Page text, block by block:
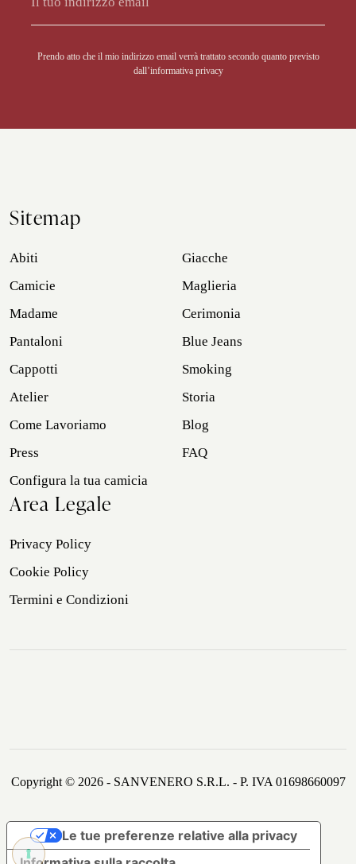
Prendo atto che il mio indirizzo email verrà trattato secondo quanto previsto
dall’informativa privacy
Sitemap
Abiti
Giacche
Camicie
Maglieria
Madame
Cerimonia
Pantaloni
Blue Jeans
Cappotti
Smoking
Atelier
Storia
Come Lavoriamo
Blog
Press
FAQ
Configura la tua camicia
Area Legale
Privacy Policy
Cookie Policy
Termini e Condizioni
Copyright © 2026 - SANVENERO S.R.L. - P. IVA 01698660097
Le tue preferenze relative alla privacy